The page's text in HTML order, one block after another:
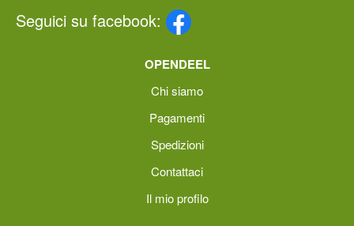
Seguici su facebook:
OPENDEEL
Chi siamo
Pagamenti
Spedizioni
Contattaci
Il mio profilo